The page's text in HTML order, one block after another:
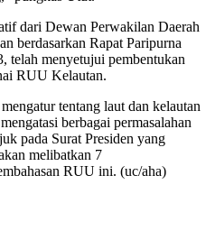
dari Dewan Perwakilan Daerah
berdasarkan Rapat Paripurna
telah menyetujui pembentukan
RUU Kelautan.
tentang laut dan kelautan
berbagai permasalahan
pada Surat Presiden yang
melibatkan 7
RUU ini. (uc/aha)